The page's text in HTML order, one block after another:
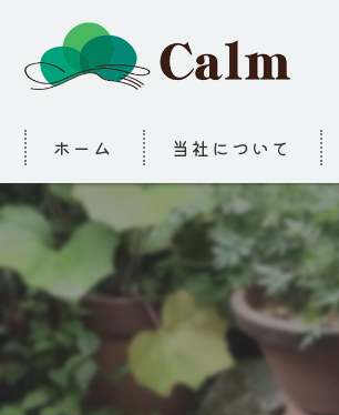
ホーム 当社について